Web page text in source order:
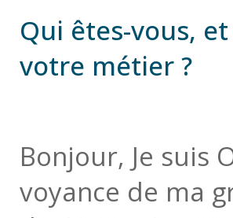
Qui êtes-vous,
votre métier ?
Bonjour, Je suis
voyance de ma